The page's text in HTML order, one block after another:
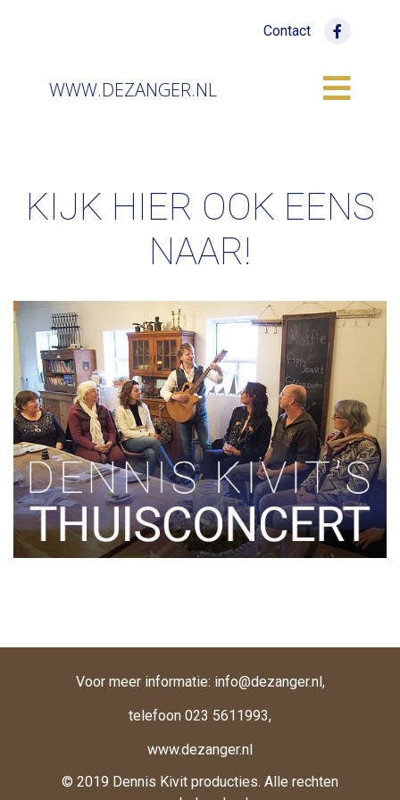
Contact
WWW.DEZANGER.NL
KIJK HIER OOK EENS
NAAR!
Voor meer informatie: info@dezanger.nl,
telefoon 023 5611993,
www.dezanger.nl
© 2019 Dennis Kivit producties. Alle rechten